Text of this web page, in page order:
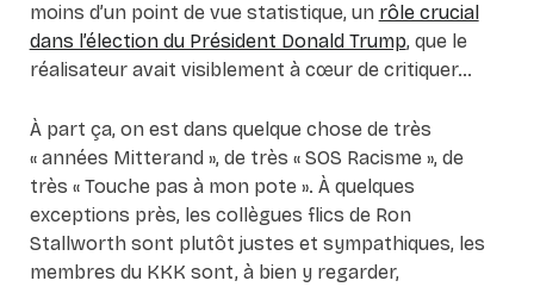
moins d’un point de vue statistique, un rôle crucial
dans l’élection du Président Donald Trump, que le
réalisateur avait visiblement à cœur de critiquer…
À part ça, on est dans quelque chose de très
« années Mitterand », de très « SOS Racisme », de
très « Touche pas à mon pote ». À quelques
exceptions près, les collègues flics de Ron
Stallworth sont plutôt justes et sympathiques, les
membres du KKK sont, à bien y regarder,